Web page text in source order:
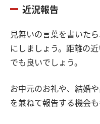
近況報告
見舞いの言葉を書いた
にしましょう。距離の
でも良いでしょう。
お中元のお礼や、結婚
を兼ねて報告する機会も